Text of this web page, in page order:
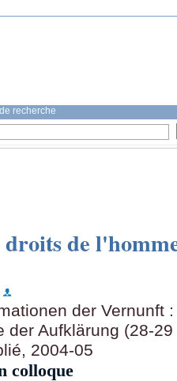
recherche
de
der Vernunft
der Aufklärung (28-
2004-05
colloque